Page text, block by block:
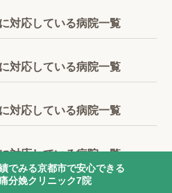
でみる京都市で安心できる
分娩クリニック7院
対応している病院一覧
対応している病院一覧
対応している病院一覧
対応している病院一覧